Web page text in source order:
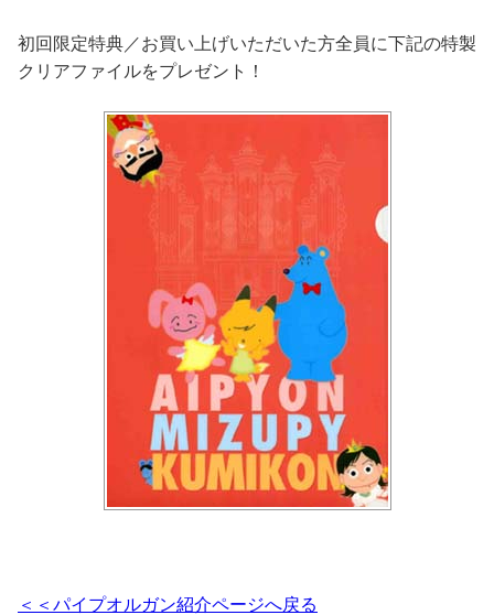
初回限定特典／お買い上げいただいた方全員に下記の特製
クリアファイルをプレゼント！
＜＜パイプオルガン紹介ページへ戻る